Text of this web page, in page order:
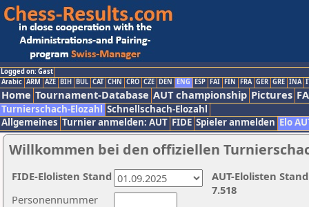
Logged on: Gast
Arabic ARM AZE BIH BUL CAT CHN CRO CZE DEN ENG ESP FAI FIN FRA GER GRE INA
Home Tournament-Database AUT championship Pictures
Turnierschach-Elozahl Schnellschach-Elozahl
Allgemeines Turnier anmelden: AUT FIDE Spieler anmelden Elo
Willkommen bei den offiziellen
Personennummer
AUT-Elolisten
7.518
FIDE-Elolisten Stand